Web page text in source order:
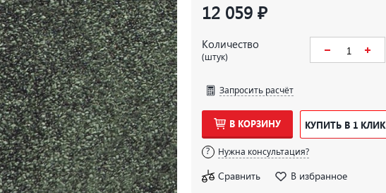
12 059 ₽
Количество
(штук)
Запросить расчёт
В КОРЗИНУ КУПИТЬ В 1 КЛИК
Нужна консультация?
Сравнить В избранное